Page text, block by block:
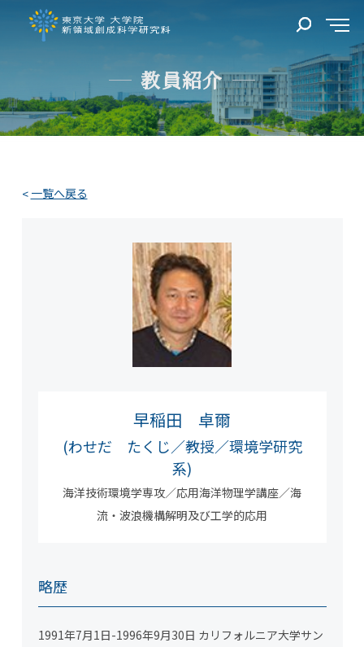
教員紹介
一覧へ戻る
早稲田 卓爾
(わせだ たくじ／教授／環境学研究
系)
海洋技術環境学専攻／応用海洋物理学講座／海
流・波浪機構解明及び工学的応用
略歴
1991年7月1日-1996年9月30日 カリフォルニア大学サン